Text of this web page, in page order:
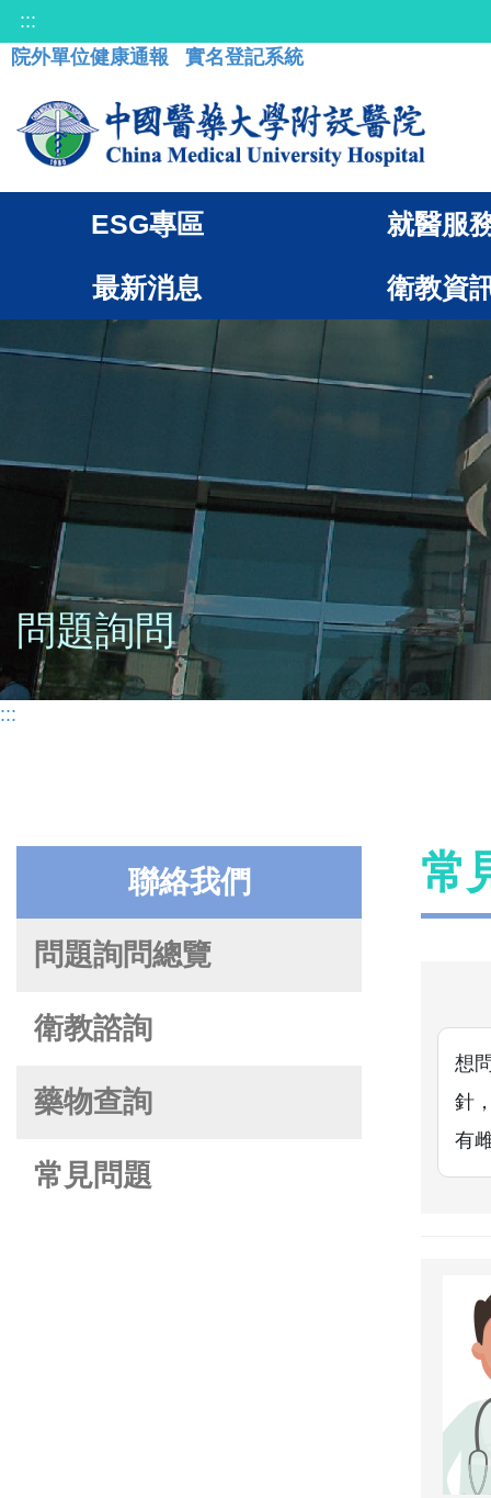
:::
院外單位健康通報
實名登記系統
ESG專區 就醫服
最新消息 衛教資
問題詢問
:::
聯絡我們
問題詢問總覽
衛教諮詢
藥物查詢
常見問題
常
想
針
有